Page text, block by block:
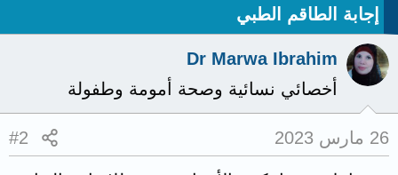
إجابة الطاقم الطبي
Dr Marwa Ibrahim
أخصائي نسائية وصحة أمومة وطفولة
26 مارس 2023 #2